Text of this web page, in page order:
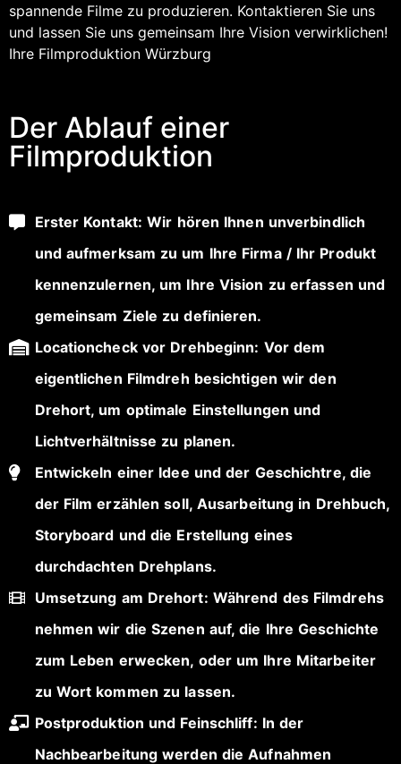
spannende Filme zu produzieren. Kontaktieren Sie uns
und lassen Sie uns gemeinsam Ihre Vision verwirklichen!
Ihre Filmproduktion Würzburg
Der Ablauf einer
Filmproduktion
Erster Kontakt: Wir hören Ihnen unverbindlich
und aufmerksam zu um Ihre Firma / Ihr Produkt
kennenzulernen, um Ihre Vision zu erfassen und
gemeinsam Ziele zu definieren.
Locationcheck vor Drehbeginn: Vor dem
eigentlichen Filmdreh besichtigen wir den
Drehort, um optimale Einstellungen und
Lichtverhältnisse zu planen.
Entwickeln einer Idee und der Geschichtre, die
der Film erzählen soll, Ausarbeitung in Drehbuch,
Storyboard und die Erstellung eines
durchdachten Drehplans.
Umsetzung am Drehort: Während des Filmdrehs
nehmen wir die Szenen auf, die Ihre Geschichte
zum Leben erwecken, oder um Ihre Mitarbeiter
zu Wort kommen zu lassen.
Postproduktion und Feinschliff: In der
Nachbearbeitung werden die Aufnahmen